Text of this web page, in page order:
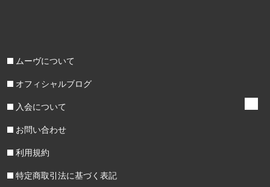
ムーヴについて
オフィシャルブログ
入会について
お問い合わせ
利用規約
特定商取引法に基づく表記